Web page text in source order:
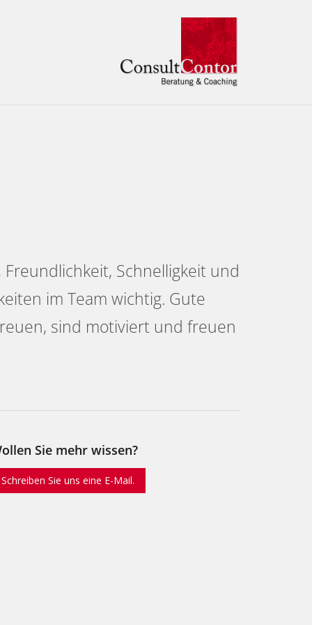
Schnelligkeit und
im Team wichtig. Gute
sind motiviert und freuen
Sie mehr wissen?
Schreiben Sie uns eine E-Mail.